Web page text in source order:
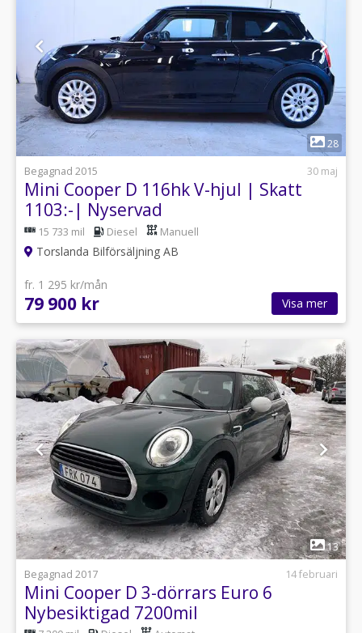
28
Begagnad 2015
30 maj
Mini Cooper D 116hk V-hjul | Skatt
1103:-| Nyservad
15 733 mil Diesel Manuell
Torslanda Bilförsäljning AB
fr. 1 295 kr/mån
79 900 kr Visa mer
1
13
Begagnad 2017
14 februari
Mini Cooper D 3-dörrars Euro 6
Nybesiktigad 7200mil